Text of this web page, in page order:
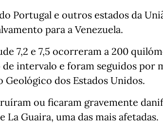
Portugal e outros estados da
para a Venezuela.
7,2 e 7,5 ocorreram a 200
intervalo e foram seguidos por
dos Estados Unidos.
ou ficaram gravemente
La Guaira, uma das mais afetadas.